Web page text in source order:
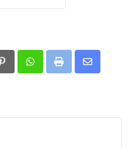
PinterestWhatsappPrint
Share